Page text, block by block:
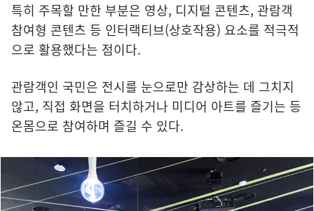
특히 주목할 만한 부분은 영상, 디지털 콘텐츠, 관람객
참여형 콘텐츠 등 인터랙티브(상호작용) 요소를 적극적
으로 활용했다는 점이다.
관람객인 국민은 전시를 눈으로만 감상하는 데 그치지
않고, 직접 화면을 터치하거나 미디어 아트를 즐기는 등
온몸으로 참여하며 즐길 수 있다.